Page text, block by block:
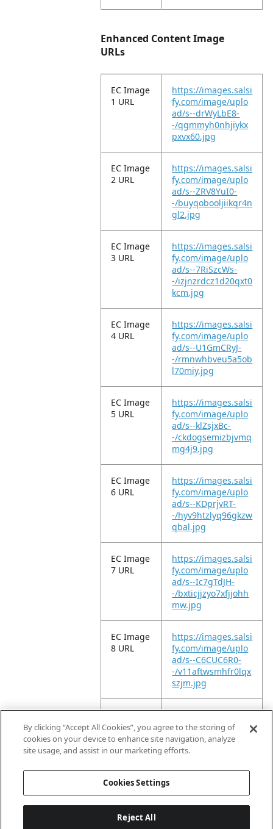
Enhanced Content Image
URLs
EC Image
1 URL
https://images.salsi
fy.com/image/uplo
ad/s--drWyLbE8-
-/qgmmyh0nhjiykx
pxvx60.jpg
EC Image
2 URL
https://images.salsi
fy.com/image/uplo
ad/s--ZRV8YuI0-
-/buyqobooljiikqr4n
gl2.jpg
EC Image
3 URL
https://images.salsi
fy.com/image/uplo
ad/s--7RiSzcWs-
-/izjnzrdcz1d20qxt0
kcm.jpg
EC Image
4 URL
https://images.salsi
fy.com/image/uplo
ad/s--U1GmCRyJ-
-/rmnwhbveu5a5ob
l70miy.jpg
EC Image
5 URL
https://images.salsi
fy.com/image/uplo
ad/s--klZsjxBc-
-/ckdogsemizbjvmq
mg4j9.jpg
EC Image
6 URL
https://images.salsi
fy.com/image/uplo
ad/s--KDprjvRT-
-/hyv9htzlyq96gkzw
qbal.jpg
EC Image
7 URL
https://images.salsi
fy.com/image/uplo
ad/s--Ic7gTdJH-
-/bxticjjzyo7xfjjohh
mw.jpg
EC Image
8 URL
https://images.salsi
fy.com/image/uplo
ad/s--C6CUC6R0-
-/v11aftwsmhfr0lqx
szjm.jpg
EC Image
9 URL
https://images.salsi
fy.com/image/uplo
ad/s--8BeHYxOG-
-/tppdxi4kgc9rndjz
By clicking “Accept All Cookies”, you agree to the storing of
cookies on your device to enhance site navigation, analyze
site usage, and assist in our marketing efforts.
Cookies Settings
Reject All